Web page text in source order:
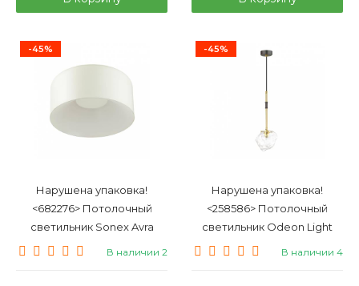
-45%
Нарушена упаковка!
<682276> Потолочный
светильник Sonex Avra
Confy 7690/26L
В наличии 2
-45%
Нарушена упаковка!
<258586> Потолочный
светильник Odeon Light
Stono 4789/1
В наличии 4